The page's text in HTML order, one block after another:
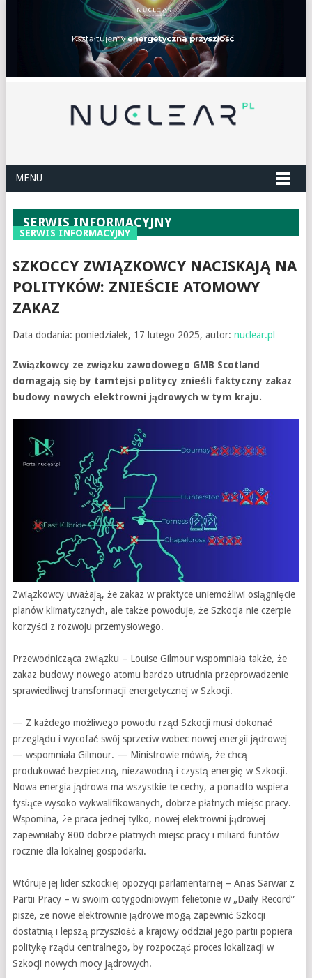
MENU
SERWIS INFORMACYJNY
SZKOCCY ZWIĄZKOWCY NACISKAJĄ NA
POLITYKÓW: ZNIEŚCIE ATOMOWY
ZAKAZ
Data dodania: poniedziałek, 17 lutego 2025, autor: nuclear.pl
Związkowcy ze związku zawodowego GMB Scotland
domagają się by tamtejsi politycy znieśli faktyczny zakaz
budowy nowych elektrowni jądrowych w tym kraju.
Związkowcy uważają, że zakaz w praktyce uniemożliwi osiągnięcie
planów klimatycznych, ale także powoduje, że Szkocja nie czerpie
korzyści z rozwoju przemysłowego.
Przewodnicząca związku – Louise Gilmour wspomniała także, że
zakaz budowy nowego atomu bardzo utrudnia przeprowadzenie
sprawiedliwej transformacji energetycznej w Szkocji.
— Z każdego możliwego powodu rząd Szkocji musi dokonać
przeglądu i wycofać swój sprzeciw wobec nowej energii jądrowej
— wspomniała Gilmour. — Ministrowie mówią, że chcą
produkować bezpieczną, niezawodną i czystą energię w Szkocji.
Nowa energia jądrowa ma wszystkie te cechy, a ponadto wspiera
tysiące wysoko wykwalifikowanych, dobrze płatnych miejsc pracy.
Wspomina, że praca jednej tylko, nowej elektrowni jądrowej
zapewniłaby 800 dobrze płatnych miejsc pracy i miliard funtów
rocznie dla lokalnej gospodarki.
Wtóruje jej lider szkockiej opozycji parlamentarnej – Anas Sarwar z
Partii Pracy – w swoim cotygodniowym felietonie w „Daily Record”
pisze, że nowe elektrownie jądrowe mogą zapewnić Szkocji
dostatnią i lepszą przyszłość a krajowy oddział jego partii popiera
politykę rządu centralnego, by rozpocząć proces lokalizacji w
Szkocji nowych mocy jądrowych.
SERWIS INFORMACYJNY